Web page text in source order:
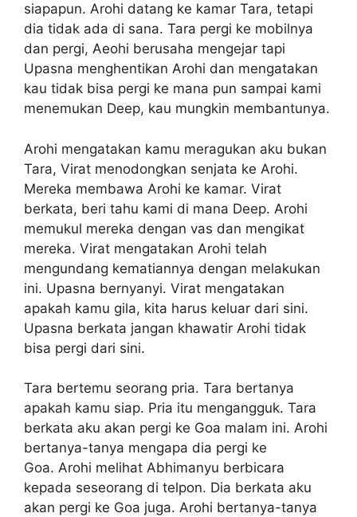
siapapun. Arohi datang ke kamar Tara, tetapi
dia tidak ada di sana. Tara pergi ke mobilnya
dan pergi, Aeohi berusaha mengejar tapi
Upasna menghentikan Arohi dan mengatakan
kau tidak bisa pergi ke mana pun sampai kami
menemukan Deep, kau mungkin membantunya.
Arohi mengatakan kamu meragukan aku bukan
Tara, Virat menodongkan senjata ke Arohi.
Mereka membawa Arohi ke kamar. Virat
berkata, beri tahu kami di mana Deep. Arohi
memukul mereka dengan vas dan mengikat
mereka. Virat mengatakan Arohi telah
mengundang kematiannya dengan melakukan
ini. Upasna bernyanyi. Virat mengatakan
apakah kamu gila, kita harus keluar dari sini.
Upasna berkata jangan khawatir Arohi tidak
bisa pergi dari sini.
Tara bertemu seorang pria. Tara bertanya
apakah kamu siap. Pria itu mengangguk. Tara
berkata aku akan pergi ke Goa malam ini. Arohi
bertanya-tanya mengapa dia pergi ke
Goa. Arohi melihat Abhimanyu berbicara
kepada seseorang di telpon. Dia berkata aku
akan pergi ke Goa juga. Arohi bertanya-tanya